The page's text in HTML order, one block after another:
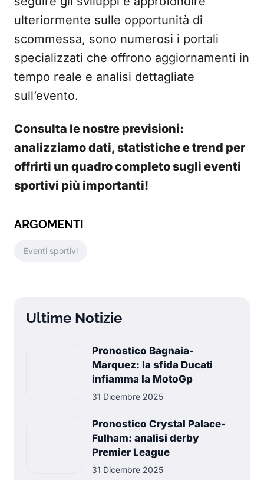
ulteriormente sulle opportunità di
scommessa, sono numerosi i portali
specializzati che offrono aggiornamenti in
tempo reale e analisi dettagliate
sull’evento.
Consulta le nostre previsioni:
analizziamo dati, statistiche e trend per
offrirti un quadro completo sugli eventi
sportivi più importanti!
ARGOMENTI
Eventi sportivi
Ultime Notizie
Pronostico Bagnaia-
Marquez: la sfida Ducati
infiamma la MotoGp
31 Dicembre 2025
Pronostico Crystal Palace-
Fulham: analisi derby
Premier League
31 Dicembre 2025